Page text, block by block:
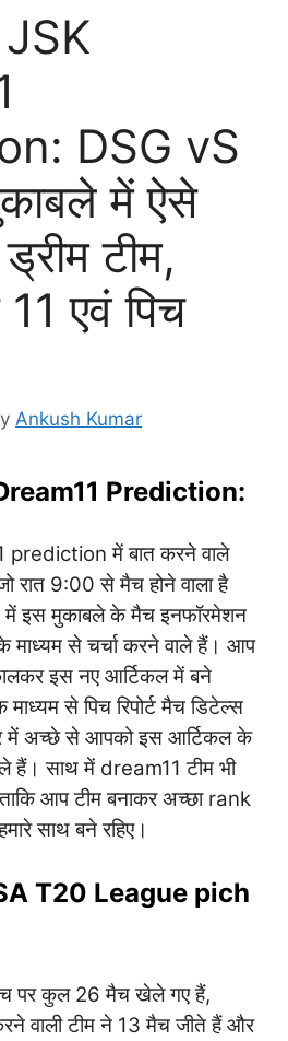
DSG vS
में ऐसे
टीम,
एवं पिच
Ankush Kumar
Prediction:
में बात करने वाले
रात 9:00 से मैच होने वाला है
इस मुकाबले के मैच इनफॉरमेशन
माध्यम से चर्चा करने वाले हैं। आप
इस नए आर्टिकल में बने
से पिच रिपोर्ट मैच डिटेल्स
में अच्छे से आपको इस आर्टिकल के
हैं। साथ में dream11 टीम भी
आप टीम बनाकर अच्छा rank
साथ बने रहिए।
T20 League pich
पर कुल 26 मैच खेले गए हैं,
वाली टीम ने 13 मैच जीते हैं और